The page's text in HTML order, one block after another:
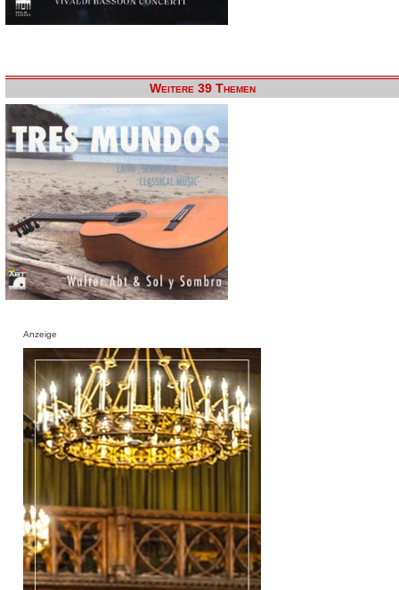
Weitere 39 Themen
Anzeige